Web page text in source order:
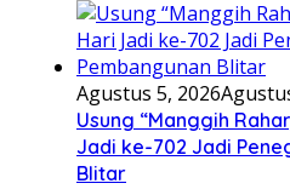
Agustus 5, 2026
Usung “Manggih
Jadi ke-702 Jadi
Blitar